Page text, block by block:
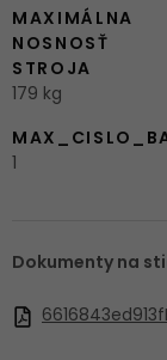
MAXIMÁLNA
NOSNOSŤ
STROJA
179 kg
1
Dokumenty na